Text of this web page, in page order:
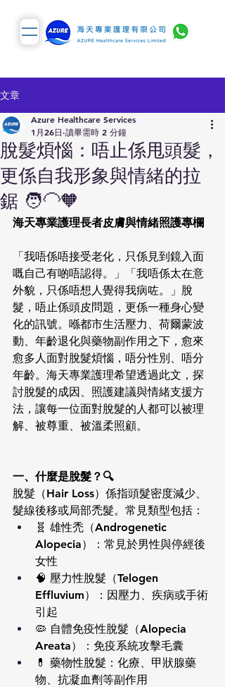
文章
脫髮煩惱：唔止係甩頭髮，
更係自我形象與情緒的拉
鋸 🧑‍🦲🧡
Azure Healthcare Services
1月26日 讀畢需時 2 分鐘
海天專業護理長者皮膚與情緒照護專欄
「我唔係唔接受老化，只係見到鏡入面
嘅自己有啲唔認得。」「我唔係太在意
外貌，只係唔想人覺得我病咗。」脫
髮，唔止係頭皮問題，更係一種身心變
化的訊號。喺都市生活壓力、荷爾蒙波
動、年齡退化與藥物副作用之下，愈來
愈多人面對脫髮煩惱，唔分性別、唔分
年齡。海天專業護理希望透過此文，探
討脫髮的成因、照護建議與情緒支援方
法，讓每一位面對脫髮的人都可以被理
解、被尊重、被溫柔照顧。
一、什麼是脫髮？🔍
脫髮（Hair Loss）係指頭髮密度減少、
髮線後移或局部禿髮。常見類型包括：
🧬 雄性禿（Androgenetic
Alopecia）：常見於男性與停經後
女性
🧠 壓力性脫髮（Telogen
Effluvium）：因壓力、疾病或手術
引起
🦠 自體免疫性脫髮（Alopecia
Areata）：免疫系統攻擊毛囊
💊 藥物性脫髮：化療、甲狀腺藥
物、抗凝血劑等副作用